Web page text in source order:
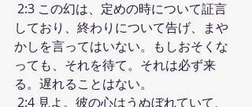
しており、終わりについて告げ、まや
かしを言ってはいない。もしおそくな
っても、それを待て。それは必ず来
る。遅れることはない。